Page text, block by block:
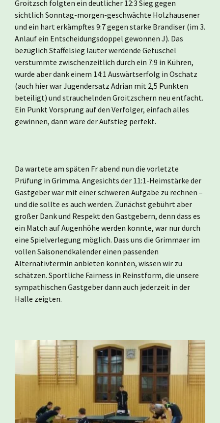
Groitzsch folgten ein deutlicher 12:3 Sieg gegen
sichtlich Sonntag-morgen-geschwächte Holzhausener
und ein hart erkämpftes 9:7 gegen starke Brandiser (im 3.
Anlauf ein Entscheidungsdoppel gewonnen J). Das
bezüglich Staffelsieg lauter werdende Getuschel
verstummte zwischenzeitlich durch ein 7:9 in Kühren,
wurde aber dank einem 14:1 Auswärtserfolg in Oschatz
(auch hier war Jugendersatz Adrian mit 2,5 Punkten
beteiligt) und strauchelnden Groitzschern neu entfacht.
Ein Punkt Vorsprung auf den Verfolger, einfach alles
gewinnen, dann wäre der Aufstieg perfekt.
Da wartete am späten Fr abend nun die vorletzte
Prüfung in Grimma. Angesichts der 11:1-Heimstärke der
Gastgeber war mit einer schweren Aufgabe zu rechnen –
und die sollte es auch werden. Zunächst gebührt aber
großer Dank und Respekt den Gastgebern, denn dass es
ein Match auf Augenhöhe werden konnte, war nur durch
eine Spielverlegung möglich. Dass uns die Grimmaer im
vollen Saisonendkalender einen passenden
Alternativtermin anbieten konnten, wissen wir zu
schätzen. Sportliche Fairness in Reinstform, die unsere
sympathischen Gastgeber dann auch jederzeit in der
Halle zeigten.